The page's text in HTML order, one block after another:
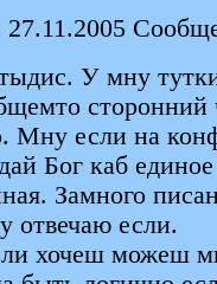
27.11.2005
У мну
сторонний
если на
Бог каб
Замного
отвечаю если.
хочеш можеш